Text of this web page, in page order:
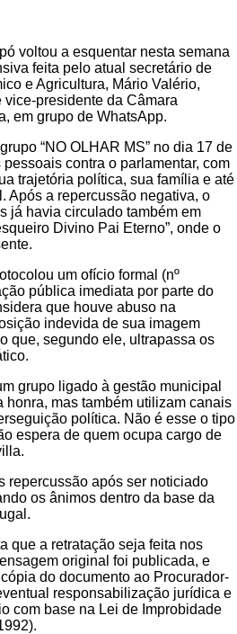
voltou a esquentar nesta semana
feita pelo atual secretário de
e Agricultura, Mário Valério,
presidente da Câmara
em grupo de WhatsApp.
“NO OLHAR MS” no dia 17 de
contra o parlamentar, com
trajetória política, sua família e até
Após a repercussão negativa, o
já havia circulado também em
Divino Pai Eterno”, onde o
um ofício formal (nº
pública imediata por parte do
que houve abuso na
indevida de sua imagem
que, segundo ele, ultrapassa os
grupo ligado à gestão municipal
honra, mas também utilizam canais
política. Não é esse o tipo
espera de quem ocupa cargo de
repercussão após ser noticiado
os ânimos dentro da base da
que a retratação seja feita nos
original foi publicada, e
do documento ao Procurador-
responsabilização jurídica e
com base na Lei de Improbidade